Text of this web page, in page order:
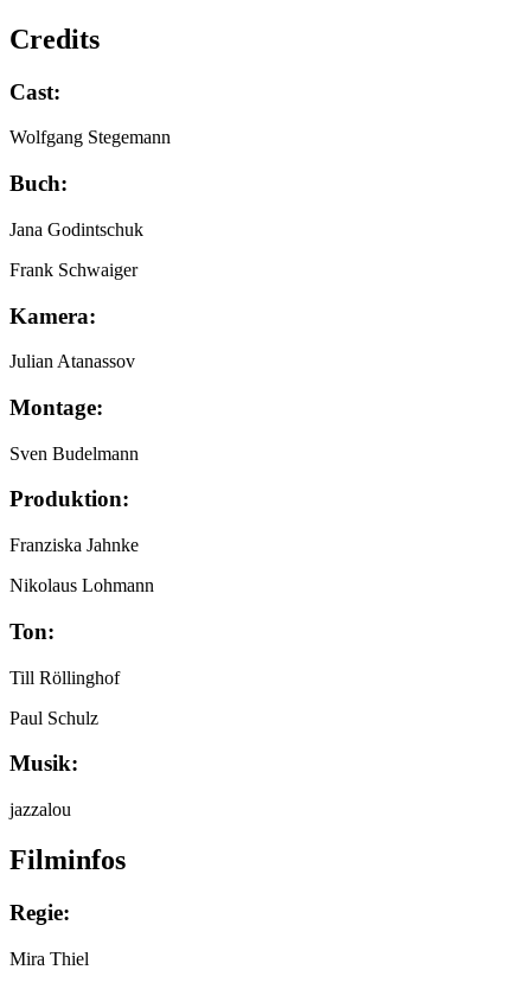
Credits
Cast:
Wolfgang Stegemann
Buch:
Jana Godintschuk
Frank Schwaiger
Kamera:
Julian Atanassov
Montage:
Sven Budelmann
Produktion:
Franziska Jahnke
Nikolaus Lohmann
Ton:
Till Röllinghof
Paul Schulz
Musik:
jazzalou
Filminfos
Regie:
Mira Thiel